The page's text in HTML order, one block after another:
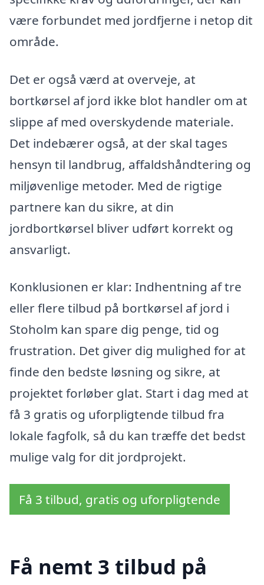
være forbundet med jordfjerne i netop dit
område.
Det er også værd at overveje, at
bortkørsel af jord ikke blot handler om at
slippe af med overskydende materiale.
Det indebærer også, at der skal tages
hensyn til landbrug, affaldshåndtering og
miljøvenlige metoder. Med de rigtige
partnere kan du sikre, at din
jordbortkørsel bliver udført korrekt og
ansvarligt.
Konklusionen er klar: Indhentning af tre
eller flere tilbud på bortkørsel af jord i
Stoholm kan spare dig penge, tid og
frustration. Det giver dig mulighed for at
finde den bedste løsning og sikre, at
projektet forløber glat. Start i dag med at
få 3 gratis og uforpligtende tilbud fra
lokale fagfolk, så du kan træffe det bedst
mulige valg for dit jordprojekt.
Få 3 tilbud, gratis og uforpligtende
Få nemt 3 tilbud på